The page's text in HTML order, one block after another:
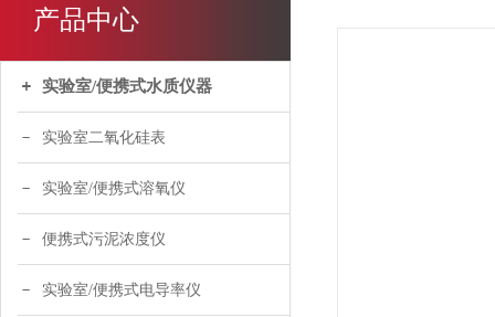
产品中心
实验室/便携式水质仪器
实验室二氧化硅表
实验室/便携式溶氧仪
便携式污泥浓度仪
实验室/便携式电导率仪